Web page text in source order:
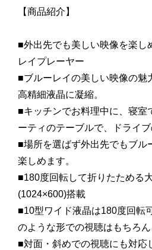
【商品紹介】
■外出先でも美しい映像を楽し
レイプレーヤー
■ブルーレイの美しい映像の魅
高精細液晶に凝縮。
■キッチンでお料理中に、寝室
ーティのテーブルで、ドライブ
■場所を選ばず外出先でもブル
楽しめます。
■180度回転して折りたためる
(1024×600)搭載
■10型ワイド液晶は180度回転
のような形での視聴はもちろん
■対面・斜めでの視聴にも対応